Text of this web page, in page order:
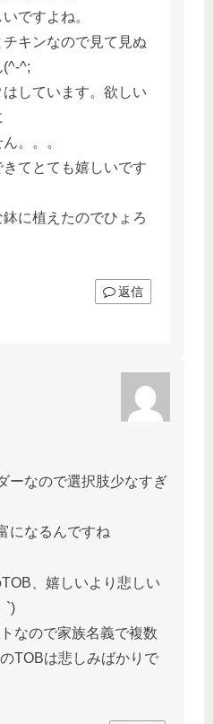
ですよね。
キンなので見て見ぬ
^;
しています。欲しい
。。。
てとても嬉しいです
に植えたのでひょろ
返信
ーなので選択肢少なすぎ
になるんですね
、嬉しいより悲しい
`)
なので家族名義で複数
TOBは悲しみばかりで